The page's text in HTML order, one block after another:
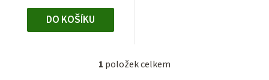
DO KOŠÍKU
O
1 položek celkem